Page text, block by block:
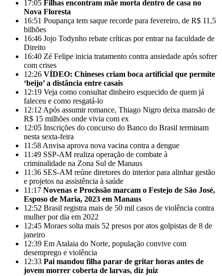
17:05 Filhas encontram mãe morta dentro de casa no
Nova Floresta
16:51 Poupança tem saque recorde para fevereiro, de R$ 11,5
bilhões
16:46 Jojo Todynho rebate críticas por entrar na faculdade de
Direito
16:40 Zé Felipe inicia tratamento contra ansiedade após sofrer
com crises
12:26 VÍDEO: Chineses criam boca artificial que permite
‘beijo’ a distância entre casais
12:19 Veja como consultar dinheiro esquecido de quem já
faleceu e como resgatá-lo
12:12 Após assumir romance, Thiago Nigro deixa mansão de
R$ 15 milhões onde vivia com ex
12:05 Inscrições do concurso do Banco do Brasil terminam
nesta sexta-feira
11:58 Anvisa aprova nova vacina contra a dengue
11:49 SSP-AM realiza operação de combate à
criminalidade na Zona Sul de Manaus
11:36 SES-AM reúne diretores do interior para alinhar gestão
e projetos na assistência à saúde
11:17 Novenas e Procissão marcam o Festejo de São José,
Esposo de Maria, 2023 em Manaus
12:52 Brasil registra mais de 50 mil casos de violência contra
mulher por dia em 2022
12:45 Moraes solta mais 52 presos por atos golpistas de 8 de
janeiro
12:39 Em Atalaia do Norte, população convive com
desemprego e violência
12:33 Pai mandou filha parar de gritar horas antes de
jovem morrer coberta de larvas, diz juiz